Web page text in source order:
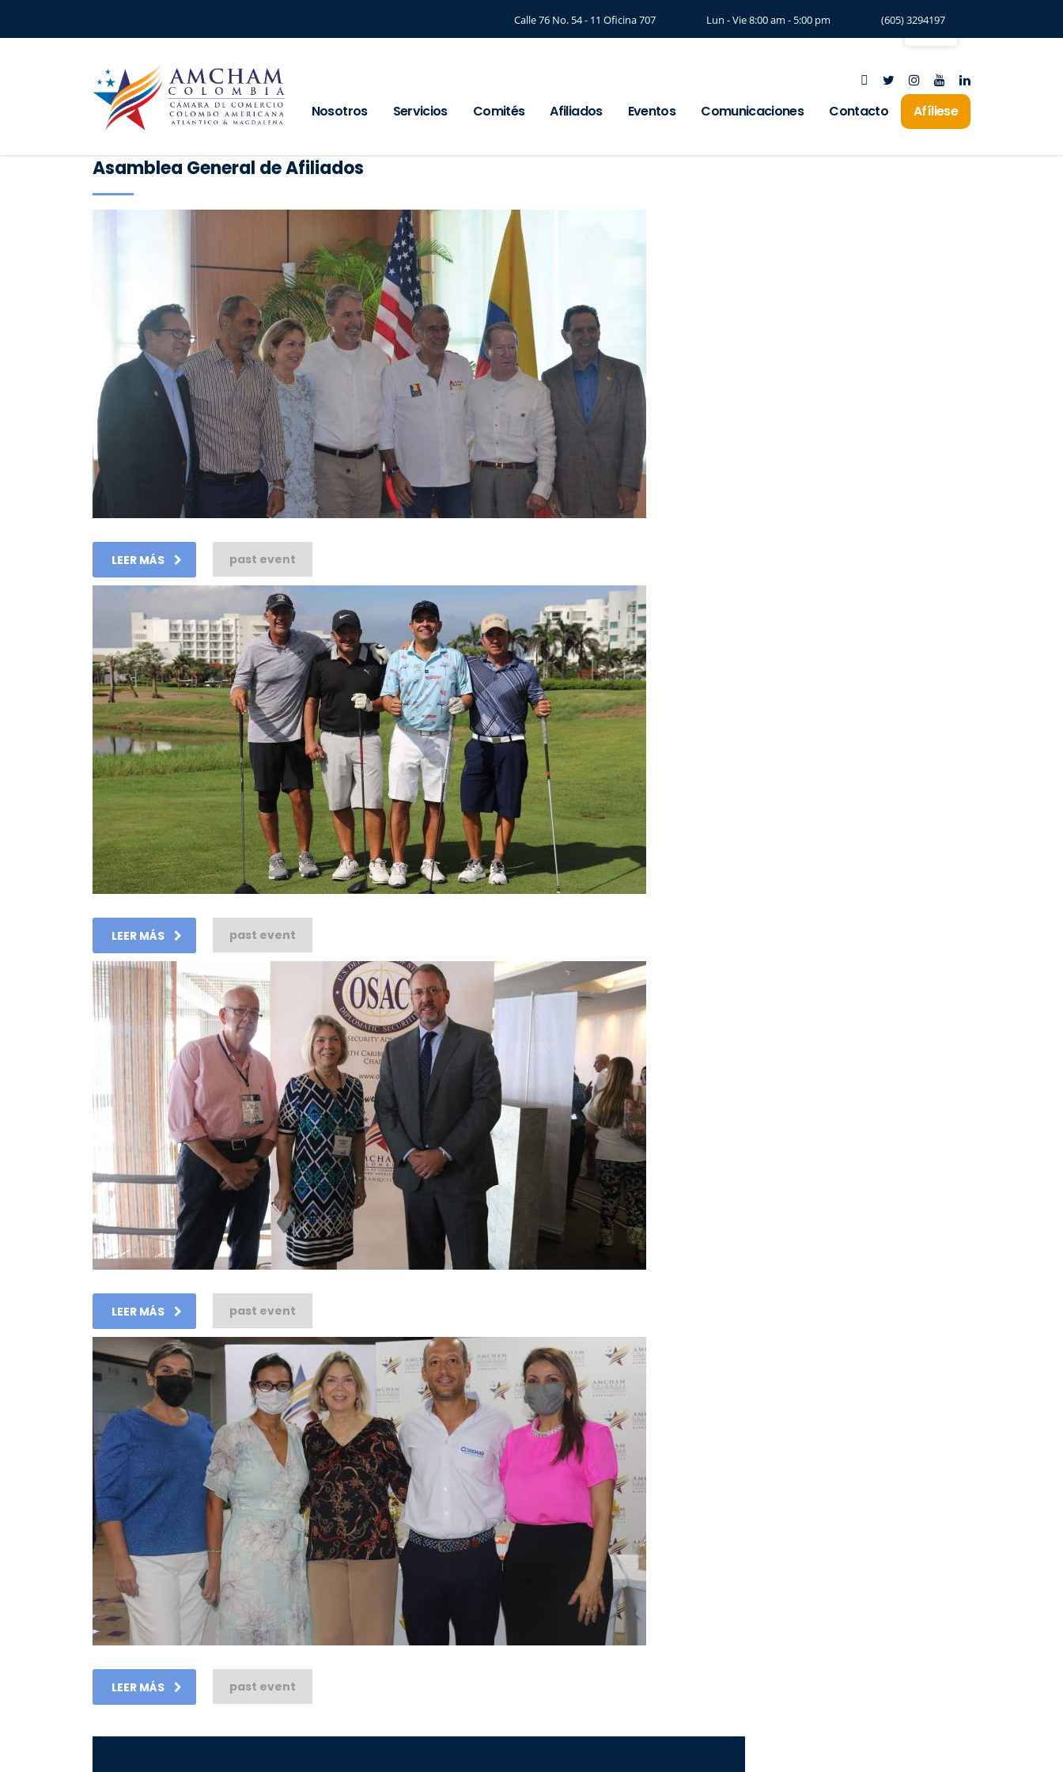
Calle 76 No. 54 - 11 Oficina 707 Lun - Vie 8:00 am - 5:00 pm (605) 3294197
Nosotros Servicios Comités Afiliados Eventos Comunicaciones Contacto Afíliese
Asamblea General de Afiliados
LEER MÁS past event
LEER MÁS past event
LEER MÁS past event
LEER MÁS past event